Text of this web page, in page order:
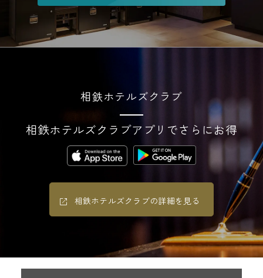
相鉄ホテルズクラブ
相鉄ホテルズクラブアプリでさらにお得
相鉄ホテルズクラブの詳細を見る